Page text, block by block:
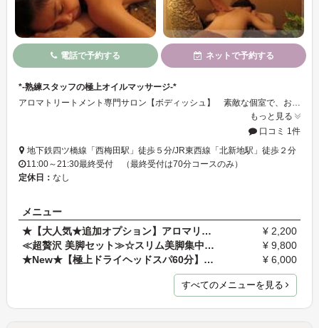
電話で予約する ネットで予約する
*-熟練スタッフの極上オイルマッサージ-*
もっと見る
口コミ 1件
地下鉄四ツ橋線「西梅田駅」徒歩５分/JR東西線「北新地駅」徒歩２分
11:00～21:30最終受付 （最終受付は70分コースのみ）
定休日： なし
メニュー
★【大人気★追加オプション】アロマリンパ デコルテ…
¥ 2,200
≪超贅沢 美脚セット≫☆スリム美脚集中＋全身アロマリ…
¥ 9,800
★New★【極上ドライヘッドスパ60分】頭・首・肩・デコ…
¥ 6,000
すべてのメニューを見る